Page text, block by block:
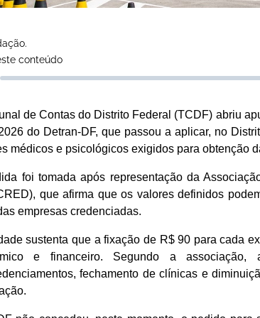
conteúdo
de Contas do Distrito Federal (TCDF) abriu
do Detran-DF, que passou a aplicar, no
médicos e psicológicos exigidos para obtenção
foi tomada após representação da
que afirma que os valores definidos
empresas credenciadas.
sustenta que a fixação de R$ 90 para cada
e financeiro. Segundo a
fechamento de clínicas e